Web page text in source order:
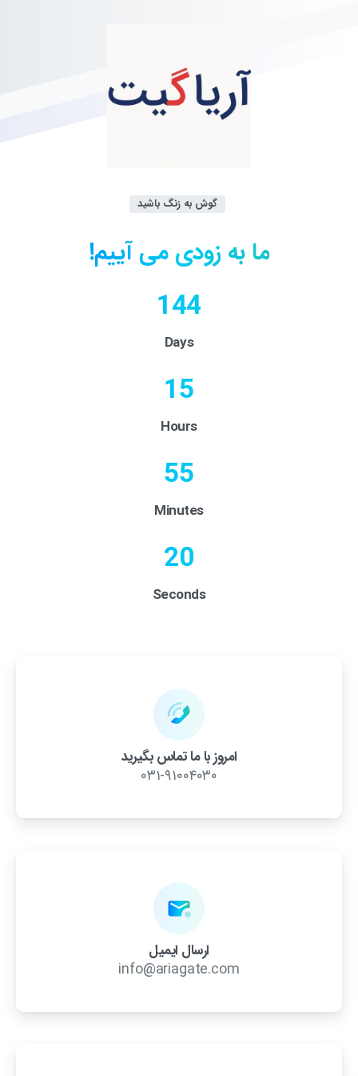
گوش به زنگ باشید
ما به زودی می آییم!
144
Days
15
Hours
55
Minutes
20
Seconds
امروز با ما تماس بگیرید
۰۳۱-۹۱۰۰۴۰۳۰
ارسال ایمیل
info@ariagate.com